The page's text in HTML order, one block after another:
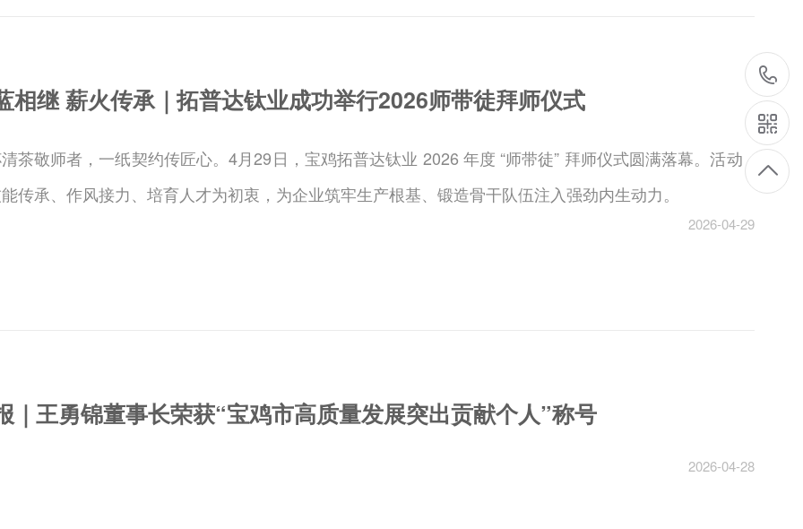
相继 薪火传承｜拓普达钛业成功举行2026师带徒拜师仪式
茶敬师者，一纸契约传匠心。4月29日，宝鸡拓普达钛业 2026 年度 “师带徒” 拜师仪式圆满落幕。活动
传承、作风接力、培育人才为初衷，为企业筑牢生产根基、锻造骨干队伍注入强劲内生动力。
2026-04-29
｜王勇锦董事长荣获“宝鸡市高质量发展突出贡献个人”称号
2026-04-28